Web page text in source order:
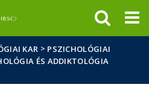
a
KAR > PSZICHOLÓGIAI
ÉS ADDIKTOLÓGIA